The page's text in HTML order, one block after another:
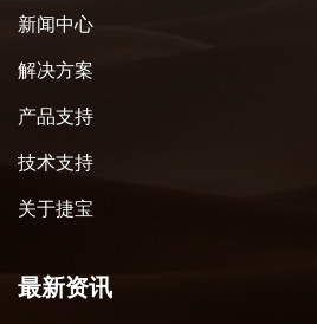
新闻中心
解决方案
产品支持
技术支持
关于捷宝
最新资讯